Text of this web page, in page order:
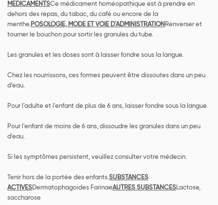
MEDICAMENTSCe médicament homéopathique est à prendre en
dehors des repas, du tabac, du café ou encore de la
menthe.POSOLOGIE, MODE ET VOIE D'ADMINISTRATION Renverser et
tourner le bouchon pour sortir les granules du tube.
Les granules et les doses sont à laisser fondre sous la langue.
Chez les nourrissons, ces formes peuvent être dissoutes dans un peu
d'eau.
Pour l'adulte et l'enfant de plus de 6 ans, laisser fondre sous la langue.
Pour l'enfant de moins de 6 ans, dissoudre les granules dans un peu
d'eau.
Si les symptômes persistent, veuillez consulter votre médecin.
Tenir hors de la portée des enfants.SUBSTANCES
ACTIVESDermatophagoides FarinaeAUTRES SUBSTANCESLactose,
saccharose